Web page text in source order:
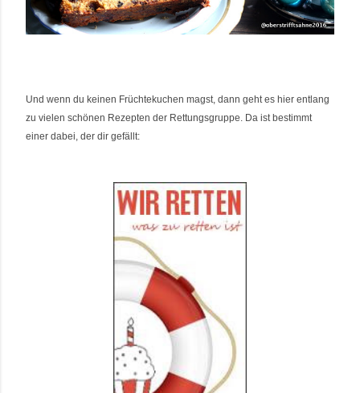
Und wenn du keinen Früchtekuchen magst, dann geht es hier entlang
zu vielen schönen Rezepten der Rettungsgruppe. Da ist bestimmt
einer dabei, der dir gefällt: